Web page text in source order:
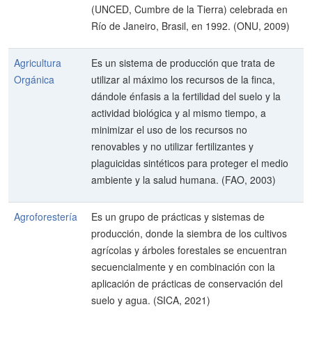
(UNCED, Cumbre de la Tierra) celebrada en
Río de Janeiro, Brasil, en 1992. (ONU, 2009)
Agricultura
Orgánica
Es un sistema de producción que trata de
utilizar al máximo los recursos de la finca,
dándole énfasis a la fertilidad del suelo y la
actividad biológica y al mismo tiempo, a
minimizar el uso de los recursos no
renovables y no utilizar fertilizantes y
plaguicidas sintéticos para proteger el medio
ambiente y la salud humana. (FAO, 2003)
Agroforestería
Es un grupo de prácticas y sistemas de
producción, donde la siembra de los cultivos
agrícolas y árboles forestales se encuentran
secuencialmente y en combinación con la
aplicación de prácticas de conservación del
suelo y agua. (SICA, 2021)